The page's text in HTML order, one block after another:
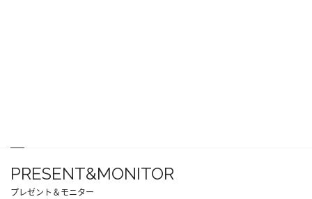
PRESENT&MONITOR
プレゼント＆モニター